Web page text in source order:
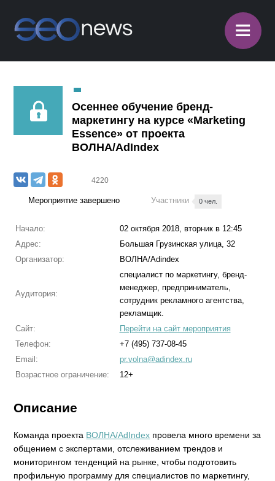
≡
Осеннее обучение бренд-
маркетингу на курсе «Marketing
Essence» от проекта
ВОЛНА/AdIndex
4220
Мероприятие завершено Участники 0 чел.
Начало:
02 октября 2018, вторник в 12:45
Адрес:
Большая Грузинская улица, 32
Организатор:
ВОЛНА/Adindex
Аудитория:
специалист по маркетингу, бренд-
менеджер, предприниматель,
сотрудник рекламного агентства,
рекламщик.
Сайт:
Перейти на сайт мероприятия
Телефон:
+7 (495) 737-08-45
Email:
pr.volna@adindex.ru
Возрастное ограничение:
12+
Описание
Команда проекта ВОЛНА/AdIndex провела много времени за
общением с экспертами, отслеживанием трендов и
мониторингом тенденций на рынке, чтобы подготовить
профильную программу для специалистов по маркетингу,